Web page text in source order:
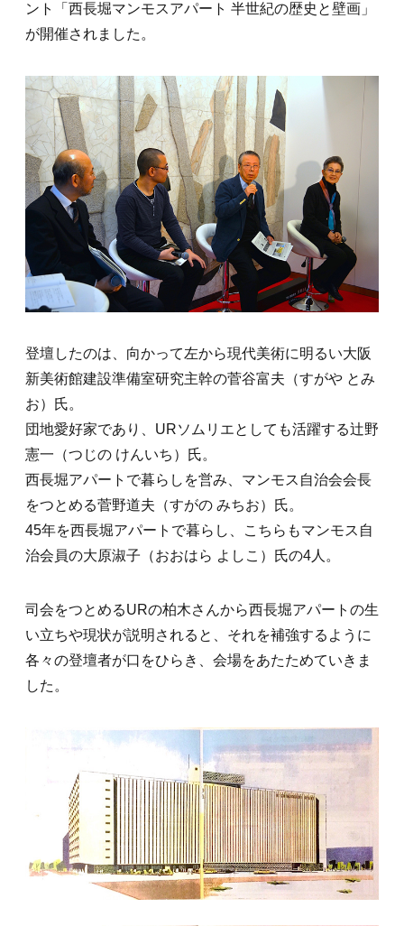
ント「西長堀マンモスアパート 半世紀の歴史と壁画」
が開催されました。
登壇したのは、向かって左から現代美術に明るい大阪
新美術館建設準備室研究主幹の菅谷富夫（すがや とみ
お）氏。
団地愛好家であり、URソムリエとしても活躍する辻野
憲一（つじの けんいち）氏。
西長堀アパートで暮らしを営み、マンモス自治会会長
をつとめる菅野道夫（すがの みちお）氏。
45年を西長堀アパートで暮らし、こちらもマンモス自
治会員の大原淑子（おおはら よしこ）氏の4人。
司会をつとめるURの柏木さんから西長堀アパートの生
い立ちや現状が説明されると、それを補強するように
各々の登壇者が口をひらき、会場をあたためていきま
した。